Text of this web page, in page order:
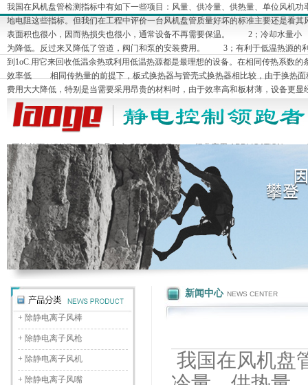
我国在风机盘管检测指标中有如下一些项目：风量、供冷量、供热量、单位风机
地电阻这些指标。但我们在工程中评价一台风机盘管质量好坏的标准主要还
表面积也很小，因而热损失也很小，通常设备不再需要保温。 2；冷却水量
为降低。反过来又降低了管道，阀门和泵的安装费用。 3；有利于低温热源
到1oC.用它来回收低温余热或利用低温热源都是最理想的设备。在相同传热系数
效率低 相同传热量的前提下，板式换热器与管壳式换热器相比较，由于换热面
费用大大降低，特别是当需要采用昂贵的材料时，由于效率高和板材薄，设备更
网站首页 HOME 产品中心 PRODUCT 行业应用 APPLICATION
+ 除静电离子风棒
+ 除静电离子风枪
+ 除静电离子风机
+ 除静电离子风嘴
新闻中心 NEWS CENTER
我国在风机盘